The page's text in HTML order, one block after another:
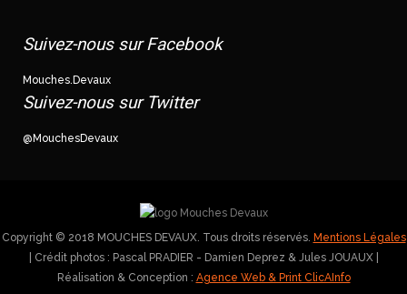
Suivez-nous sur Facebook
Mouches.Devaux
Suivez-nous sur Twitter
@MouchesDevaux
Copyright © 2018 MOUCHES DEVAUX. Tous droits réservés. Mentions Légales
| Crédit photos : Pascal PRADIER - Damien Deprez & Jules JOUAUX |
Réalisation & Conception : Agence Web & Print ClicAInfo